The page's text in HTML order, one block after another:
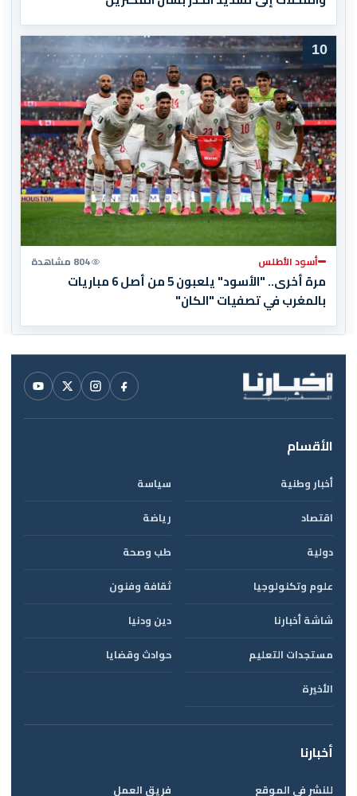
10
أسود الأطلس 804 مشاهدة
مرة أخرى.. "الأسود" يلعبون 5 من أصل 6 مباريات
بالمغرب في تصفيات "الكان"
الأقسام
أخبار وطنية
سياسة
اقتصاد
رياضة
دولية
طب وصحة
علوم وتكنولوجيا
ثقافة وفنون
شاشة أخبارنا
دين ودنيا
مستجدات التعليم
حوادث وقضايا
الأخيرة
أخبارنا
للنشر في الموقع فريق العمل